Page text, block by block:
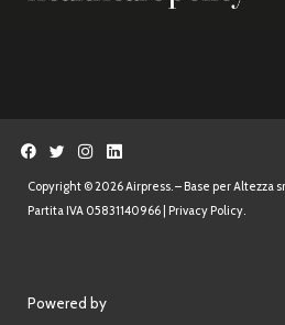
Copyright © 2026 Airpress. – Base per Altezza
Partita IVA 05831140966 | Privacy Policy.
Powered by